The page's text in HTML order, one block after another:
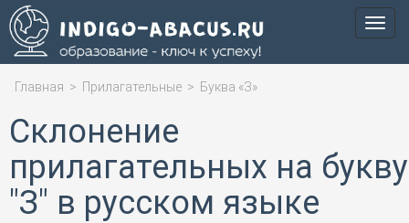
Меню
Главная > Прилагательные > Буква «З»
Склонение
прилагательных на букву
"З" в русском языке